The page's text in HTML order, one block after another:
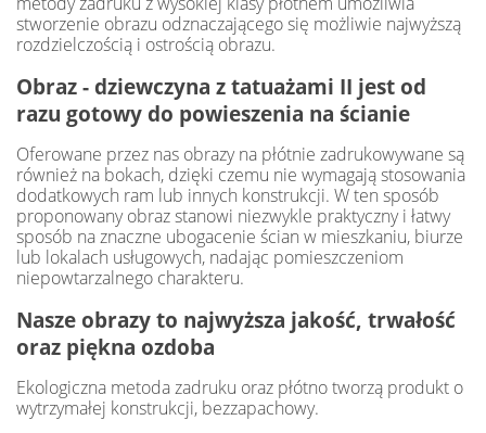
stworzenie obrazu odznaczającego się możliwie najwyższą
rozdzielczością i ostrością obrazu.
Obraz - dziewczyna z tatuażami II jest od
razu gotowy do powieszenia na ścianie
Oferowane przez nas obrazy na płótnie zadrukowywane są
również na bokach, dzięki czemu nie wymagają stosowania
dodatkowych ram lub innych konstrukcji. W ten sposób
proponowany obraz stanowi niezwykle praktyczny i łatwy
sposób na znaczne ubogacenie ścian w mieszkaniu, biurze
lub lokalach usługowych, nadając pomieszczeniom
niepowtarzalnego charakteru.
Nasze obrazy to najwyższa jakość, trwałość
oraz piękna ozdoba
Ekologiczna metoda zadruku oraz płótno tworzą produkt o
wytrzymałej konstrukcji, bezzapachowy.